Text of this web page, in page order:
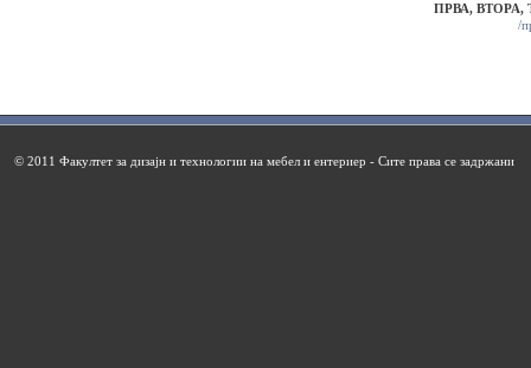
ПРВА, ВТОРА,
/
© 2011 Факултет за дизајн и технологии на мебел и ентериер - Сите права се задржани